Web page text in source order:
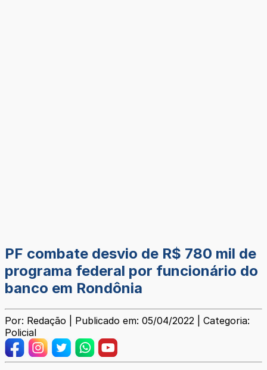
PF combate desvio de R$ 780 mil de
programa federal por funcionário do
banco em Rondônia
Por: Redação | Publicado em: 05/04/2022 | Categoria:
Policial